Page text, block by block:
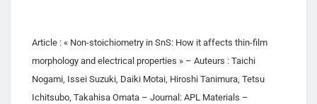
Article : « Non-stoichiometry in SnS: How it affects thin-film
morphology and electrical properties » – Auteurs : Taichi
Nogami, Issei Suzuki, Daiki Motai, Hiroshi Tanimura, Tetsu
Ichitsubo, Takahisa Omata – Journal: APL Materials –